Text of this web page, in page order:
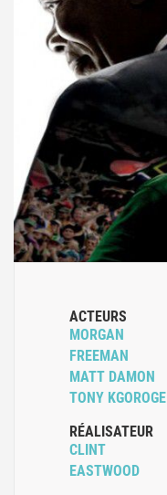
ACTEURS
MORGAN
FREEMAN
MATT DAMON
TONY KGOROGE
RÉALISATEUR
CLINT
EASTWOOD